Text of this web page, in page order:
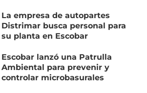
La empresa de autopartes
Distrimar busca personal para
su planta en Escobar
Escobar lanzó una Patrulla
Ambiental para prevenir y
controlar microbasurales